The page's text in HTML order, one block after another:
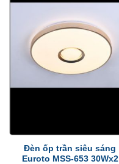
Đèn ốp trần siêu sáng
Euroto MSS-653 30Wx2